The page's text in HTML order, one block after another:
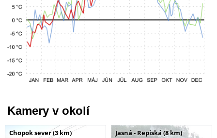
Kamery v okolí
Chopok sever (3 km) Jasná - Repiská (8 km)